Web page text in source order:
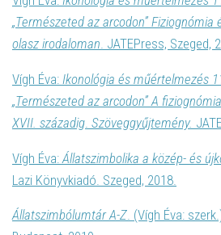
„Természeted az arcodon”
olasz irodaloman . JATEPress, Szeged,
Vígh Éva: Ikonológia és műértelmezés
„Természeted az arcodon” A
XVII. századig Szöveggyűjtemény.
Vígh Éva: Állatszimbolika a közép- és
Lazi Könyvkiadó. Szeged, 2018.
Állatszimbólumtár A-Z. (Vígh Éva: